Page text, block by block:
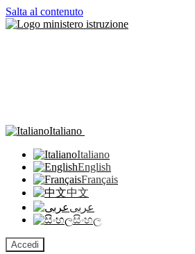
Salta al contenuto
Italiano
Italiano
English
Français
中文
عربى
සිංහල
Accedi